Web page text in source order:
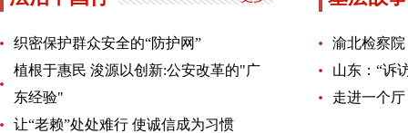
织密保护群众安全的“防护网”
植根于惠民 浚源以创新:公安改革的"广
东经验"
让“老赖”处处难行 使诚信成为习惯
渝北检察
山东：“诉
走进一个